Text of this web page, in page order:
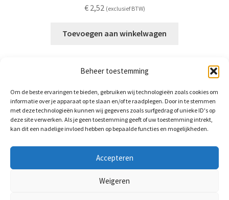
Beheer toestemming
Om de beste ervaringen te bieden, gebruiken wij technologieën zoals cookies om
informatie over je apparaat op te slaan en/of te raadplegen. Door in te stemmen
met deze technologieën kunnen wij gegevens zoals surfgedrag of unieke ID's op
deze site verwerken. Als je geen toestemming geeft of uw toestemming intrekt,
kan dit een nadelige invloed hebben op bepaalde functies en mogelijkheden.
Accepteren
Weigeren
€2,52 (exclusief BTW)
Toevoegen aan winkelwagen
BrightLocks BV
Arnhemsestraat 58a
6971 AS Brummen